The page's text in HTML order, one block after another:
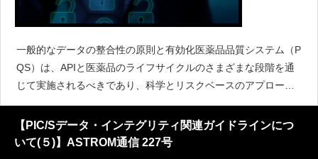
一般的なデータの整合性の原則と有効化医薬品品質システム（P
QS）は、APIと医薬品のライフサイクルのさまざまな段階を通
じて実施されるべきであり、科学とリスクベースのアプローチ
の使用を奨励すべきである。査察官が、意思決定に十分な情報
が提供され、情報が信頼できるものであることを確認するため
には
【PIC/Sデータ・インテグリティ関連ガイドラインにつ
いて(５)】ASTROM通信 227号